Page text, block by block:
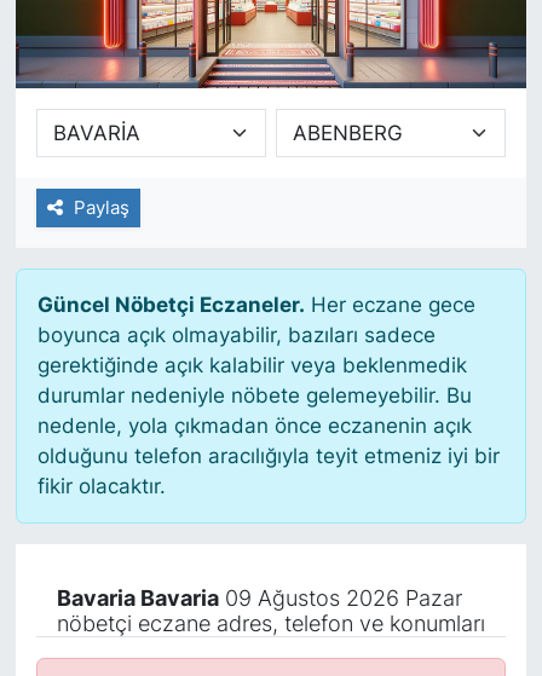
Paylaş
Güncel Nöbetçi Eczaneler. Her eczane gece
boyunca açık olmayabilir, bazıları sadece
gerektiğinde açık kalabilir veya beklenmedik
durumlar nedeniyle nöbete gelemeyebilir. Bu
nedenle, yola çıkmadan önce eczanenin açık
olduğunu telefon aracılığıyla teyit etmeniz iyi bir
fikir olacaktır.
Bavaria Bavaria09 Ağustos 2026 Pazar
nöbetçi eczane adres, telefon ve konumları
SİYASET
SAĞLIK